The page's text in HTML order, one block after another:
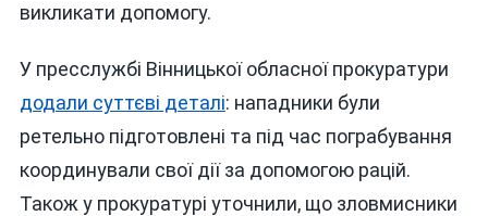
викликати допомогу.
У пресслужбі Вінницької обласної прокуратури
додали суттєві деталі: нападники були
ретельно підготовлені та під час пограбування
координували свої дії за допомогою рацій.
Також у прокуратурі уточнили, що зловмисники